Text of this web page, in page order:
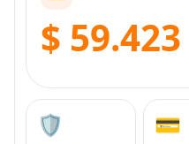
$ 59.423
🛡️ 💳